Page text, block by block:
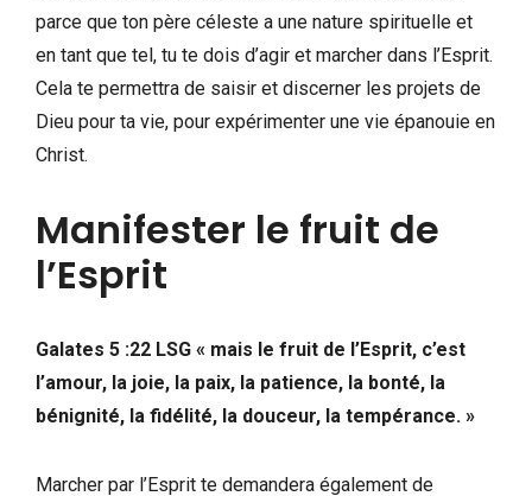
parce que ton père céleste a une nature spirituelle et
en tant que tel, tu te dois d’agir et marcher dans l’Esprit.
Cela te permettra de saisir et discerner les projets de
Dieu pour ta vie, pour expérimenter une vie épanouie en
Christ.
Manifester le fruit de
l’Esprit
Galates 5 :22 LSG « mais le fruit de l’Esprit, c’est
l’amour, la joie, la paix, la patience, la bonté, la
bénignité, la fidélité, la douceur, la tempérance. »
Marcher par l’Esprit te demandera également de